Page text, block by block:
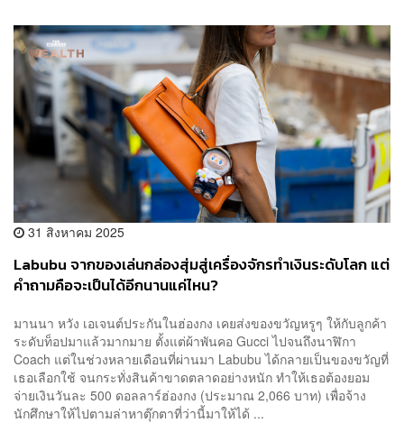
31 สิงหาคม 2025
Labubu จากของเล่นกล่องสุ่มสู่เครื่องจักรทำเงินระดับโลก แต่
คำถามคือจะเป็นได้อีกนานแค่ไหน?
มานนา หวัง เอเจนต์ประกันในฮ่องกง เคยส่งของขวัญหรูๆ ให้กับลูกค้า
ระดับท็อปมาแล้วมากมาย ตั้งแต่ผ้าพันคอ Gucci ไปจนถึงนาฬิกา
Coach แต่ในช่วงหลายเดือนที่ผ่านมา Labubu ได้กลายเป็นของขวัญที่
เธอเลือกใช้ จนกระทั่งสินค้าขาดตลาดอย่างหนัก ทำให้เธอต้องยอม
จ่ายเงินวันละ 500 ดอลลาร์ฮ่องกง (ประมาณ 2,066 บาท) เพื่อจ้าง
นักศึกษาให้ไปตามล่าหาตุ๊กตาที่ว่านี้มาให้ได้ ...